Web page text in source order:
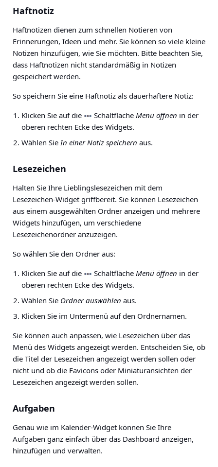
Haftnotiz
Haftnotizen dienen zum schnellen Notieren von
Erinnerungen, Ideen und mehr. Sie können so viele kleine
Notizen hinzufügen, wie Sie möchten. Bitte beachten Sie,
dass Haftnotizen nicht standardmäßig in Notizen
gespeichert werden.
So speichern Sie eine Haftnotiz als dauerhaftere Notiz:
Klicken Sie auf die
Schaltfläche Menü öffnen in der
oberen rechten Ecke des Widgets.
Wählen Sie In einer Notiz speichern aus.
Lesezeichen
Halten Sie Ihre Lieblingslesezeichen mit dem
Lesezeichen-Widget griffbereit. Sie können Lesezeichen
aus einem ausgewählten Ordner anzeigen und mehrere
Widgets hinzufügen, um verschiedene
Lesezeichenordner anzuzeigen.
So wählen Sie den Ordner aus:
Klicken Sie auf die
Schaltfläche Menü öffnen in der
oberen rechten Ecke des Widgets.
Wählen Sie Ordner auswählen aus.
Klicken Sie im Untermenü auf den Ordnernamen.
Sie können auch anpassen, wie Lesezeichen über das
Menü des Widgets angezeigt werden. Entscheiden Sie, ob
die Titel der Lesezeichen angezeigt werden sollen oder
nicht und ob die Favicons oder Miniaturansichten der
Lesezeichen angezeigt werden sollen.
Aufgaben
Genau wie im Kalender-Widget können Sie Ihre
Aufgaben ganz einfach über das Dashboard anzeigen,
hinzufügen und verwalten.